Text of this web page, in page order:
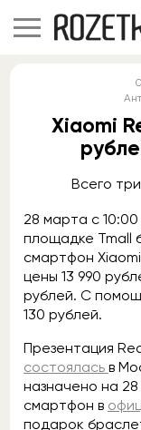
Xiaomi
Всего
28 марта с
площадке Tmall
смартфон
цены 13 990
рублей. С
130 рублей.
Презентация
состоялась в
назначено на
смартфон в
подарок